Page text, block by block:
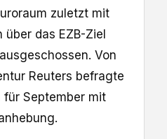
zuletzt mit
das EZB-Ziel
‌Von
Reuters ‌befragte
für September mit